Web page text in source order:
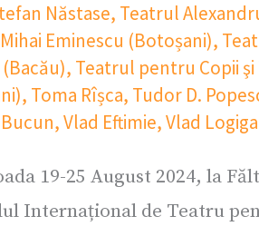
Năstase, Teatrul
Eminescu (Botoșani),
, Teatrul pentru Copii
, Toma Rîșca, Tudor D.
,Vlad Eftimie,Vlad
19-25 August 2024, la
Internațional de Teatru